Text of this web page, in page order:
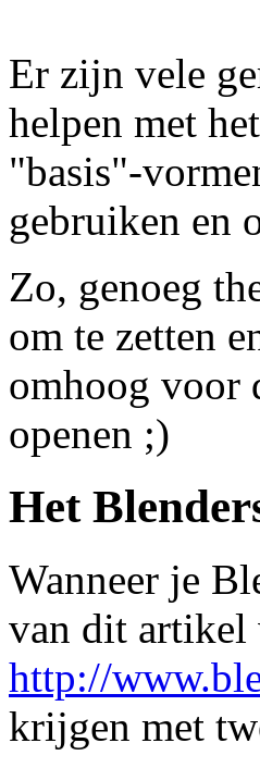
Er zijn vele
helpen met
"basis"-
gebruiken en
Zo, genoeg
om te zetten
omhoog
openen ;)
Het
Wanneer je
van dit artikel
http://
krijgen met